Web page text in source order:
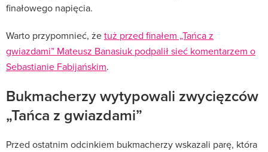
finałowego napięcia.
Warto przypomnieć, żetuż przed finałem „Tańca z
gwiazdami” Mateusz Banasiuk podpalił sieć komentarzem o
Sebastianie Fabijańskim.
Bukmacherzy wytypowali zwycięzców
„Tańca z gwiazdami”
Przed ostatnim odcinkiem bukmacherzy wskazali parę, która